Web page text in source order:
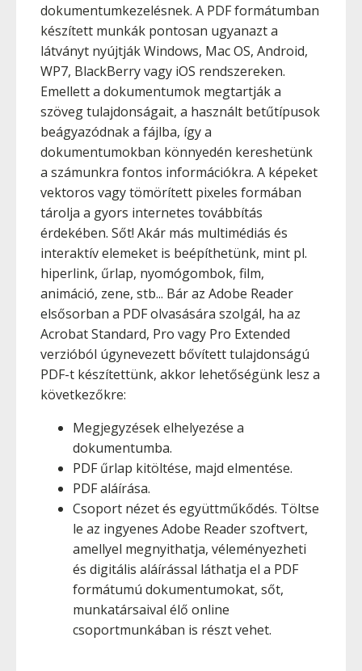
dokumentumkezelésnek. A PDF formátumban
készített munkák pontosan ugyanazt a
látványt nyújtják Windows, Mac OS, Android,
WP7, BlackBerry vagy iOS rendszereken.
Emellett a dokumentumok megtartják a
szöveg tulajdonságait, a használt betűtípusok
beágyazódnak a fájlba, így a
dokumentumokban könnyedén kereshetünk
a számunkra fontos információkra. A képeket
vektoros vagy tömörített pixeles formában
tárolja a gyors internetes továbbítás
érdekében. Sőt! Akár más multimédiás és
interaktív elemeket is beépíthetünk, mint pl.
hiperlink, űrlap, nyomógombok, film,
animáció, zene, stb... Bár az Adobe Reader
elsősorban a PDF olvasására szolgál, ha az
Acrobat Standard, Pro vagy Pro Extended
verzióból úgynevezett bővített tulajdonságú
PDF-t készítettünk, akkor lehetőségünk lesz a
következőkre:
Megjegyzések elhelyezése a
dokumentumba.
PDF űrlap kitöltése, majd elmentése.
PDF aláírása.
Csoport nézet és együttműkődés. Töltse
le az ingyenes Adobe Reader szoftvert,
amellyel megnyithatja, véleményezheti
és digitális aláírással láthatja el a PDF
formátumú dokumentumokat, sőt,
munkatársaival élő online
csoportmunkában is részt vehet.